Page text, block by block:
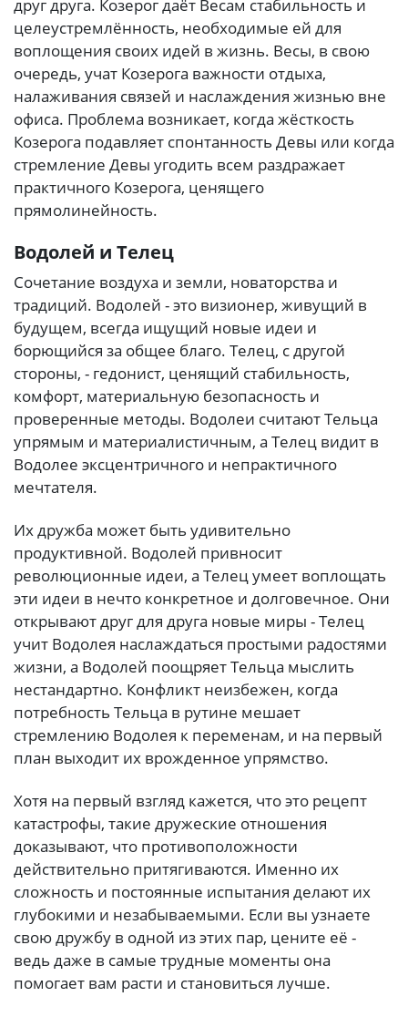
друг друга. Козерог даёт Весам стабильность и
целеустремлённость, необходимые ей для
воплощения своих идей в жизнь. Весы, в свою
очередь, учат Козерога важности отдыха,
налаживания связей и наслаждения жизнью вне
офиса. Проблема возникает, когда жёсткость
Козерога подавляет спонтанность Девы или когда
стремление Девы угодить всем раздражает
практичного Козерога, ценящего
прямолинейность.
Водолей и Телец
Сочетание воздуха и земли, новаторства и
традиций. Водолей - это визионер, живущий в
будущем, всегда ищущий новые идеи и
борющийся за общее благо. Телец, с другой
стороны, - гедонист, ценящий стабильность,
комфорт, материальную безопасность и
проверенные методы. Водолеи считают Тельца
упрямым и материалистичным, а Телец видит в
Водолее эксцентричного и непрактичного
мечтателя.
Их дружба может быть удивительно
продуктивной. Водолей привносит
революционные идеи, а Телец умеет воплощать
эти идеи в нечто конкретное и долговечное. Они
открывают друг для друга новые миры - Телец
учит Водолея наслаждаться простыми радостями
жизни, а Водолей поощряет Тельца мыслить
нестандартно. Конфликт неизбежен, когда
потребность Тельца в рутине мешает
стремлению Водолея к переменам, и на первый
план выходит их врожденное упрямство.
Хотя на первый взгляд кажется, что это рецепт
катастрофы, такие дружеские отношения
доказывают, что противоположности
действительно притягиваются. Именно их
сложность и постоянные испытания делают их
глубокими и незабываемыми. Если вы узнаете
свою дружбу в одной из этих пар, цените её -
ведь даже в самые трудные моменты она
помогает вам расти и становиться лучше.